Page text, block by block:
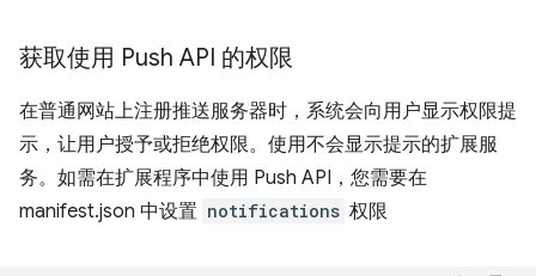
获取使用 Push API 的权限
在普通网站上注册推送服务器时，系统会向用户显示权限提
示，让用户授予或拒绝权限。使用不会显示提示的扩展服
务。如需在扩展程序中使用 Push API，您需要在
manifest.json 中设置 notifications 权限